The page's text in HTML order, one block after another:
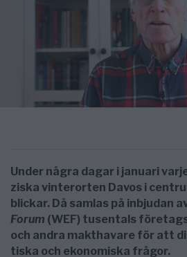
Under några dagar i januari
ziska ­vinter­orten ­Davos i
blickar. Då samlas på inbjudan
Forum (WEF) tusentals
och ­andra ­makt­­havare för att
tiska och ekonomiska frågor.